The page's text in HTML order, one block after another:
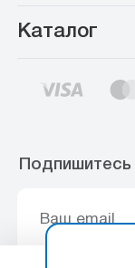
Каталог